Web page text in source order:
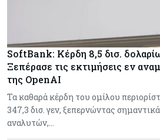
SoftBank: Κέρδη 8,5 δισ.
Ξεπέρασε τις εκτιμήσεις εν
της OpenAI
Τα καθαρά κέρδη του ομίλου
347,3 δισ. γεν, ξεπερνώντας
αναλυτών,…